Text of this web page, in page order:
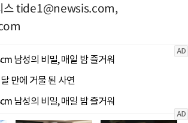
스tide1@newsis.com,